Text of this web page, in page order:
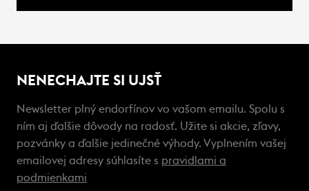
NENECHAJTE SI UJSŤ
Newsletter plný endorfínov vo vašom emailu. Spolu s
ním aj ďalšie dôvody na radosť. Užite si akcie, zľavy,
pozvánky a ďalšie jedinečné výhody. Vyplnením vašej
emailovej adresy súhlasíte s pravidlami a
podmienkami